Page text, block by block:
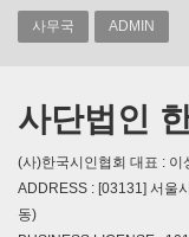
사무국 ADMIN
사단법인
(사)한국시인협회 대표 :
ADDRESS : [03131] 서울
동)